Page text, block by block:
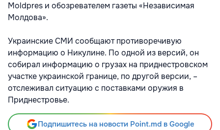
Moldpres и обозревателем газеты «Независимая
Молдова».
Украинские СМИ сообщают противоречивую
информацию о Никулине. По одной из версий, он
собирал информацию о грузах на приднестровском
участке украинской границе, по другой версии, –
отслеживал ситуацию с поставками оружия в
Приднестровье.
Подпишитесь на новости Point.md в Google